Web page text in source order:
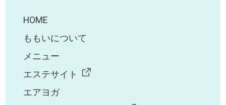
HOME
ももいについて
メニュー
エステサイト
エアヨガ